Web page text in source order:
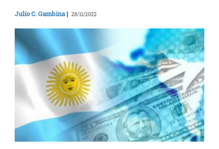
Julio C. Gambina | 28/11/2022